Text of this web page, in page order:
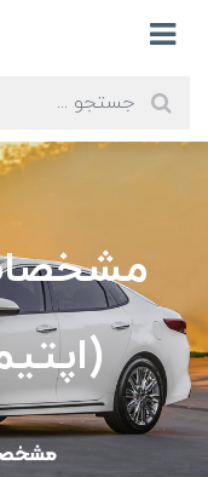
(اپتیما